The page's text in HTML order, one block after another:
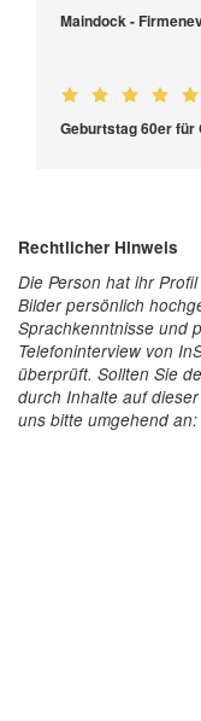
Maindock -
Geburtstag 60er für
Rechtlicher Hinweis
Die Person hat ihr
Bilder persönlich
Sprachkenntnisse und
Telefoninterview von
überprüft. Sollten Sie
durch Inhalte auf
uns bitte umgehend